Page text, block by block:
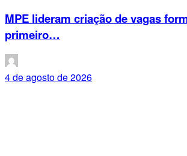
MPE lideram criação de vagas
primeiro…
4 de agosto de 2026